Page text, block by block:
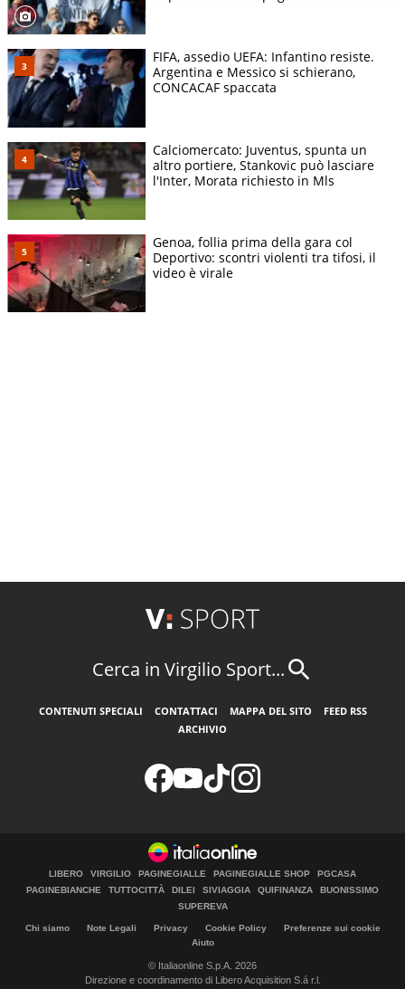
FIFA, assedio UEFA: Infantino resiste.
Argentina e Messico si schierano,
CONCACAF spaccata
Calciomercato: Juventus, spunta un
altro portiere, Stankovic può lasciare
l'Inter, Morata richiesto in Mls
Genoa, follia prima della gara col
Deportivo: scontri violenti tra tifosi, il
video è virale
Cerca in Virgilio Sport...
CONTENUTI SPECIALI CONTATTACI MAPPA DEL SITO
FEED RSS
ARCHIVIO
LIBERO VIRGILIO PAGINEGIALLE PAGINEGIALLE SHOP
PGCASA
PAGINEBIANCHE
TUTTOCITTÀ DILEI SIVIAGGIA QUIFINANZA
BUONISSIMO
SUPEREVA
Chi siamo Note Legali Privacy Cookie Policy
Preferenze sui cookie
Aiuto
© Italiaonline S.p.A. 2026
Direzione e coordinamento di Libero Acquisition S.á r.l.